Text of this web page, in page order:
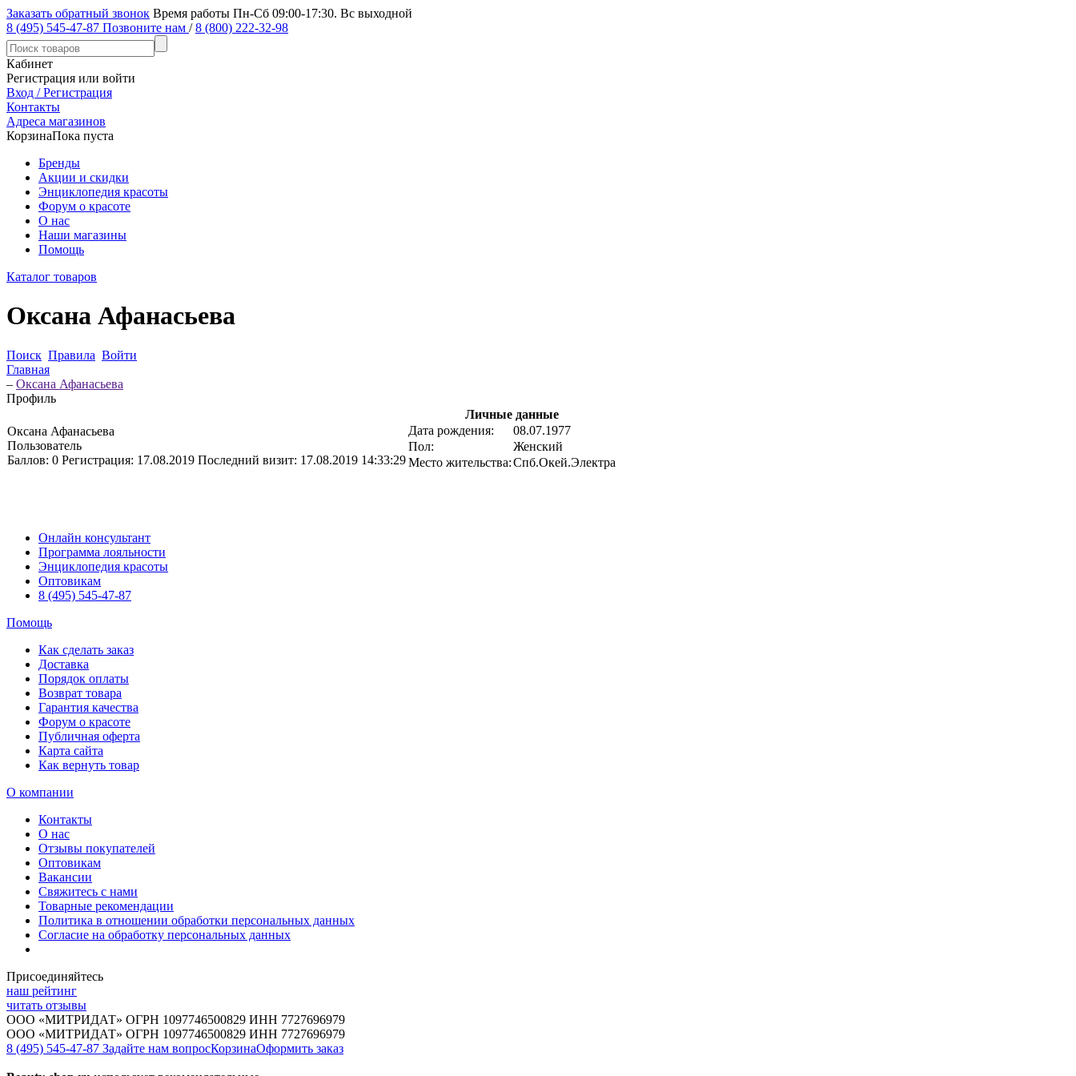
Заказать обратный звонок Время работы Пн-Сб 09:00-17:30. Вс выходной
8 (495) 545-47-87 Позвоните нам / 8 (800) 222-32-98
Кабинет
Регистрация или войти
Вход / Регистрация
Контакты
Адреса магазинов
КорзинаПока пуста
Бренды
Акции и скидки
Энциклопедия красоты
Форум о красоте
О нас
Наши магазины
Помощь
Каталог товаров
Оксана Афанасьева
Поиск Правила Войти
Главная
– Оксана Афанасьева
Профиль
Оксана Афанасьева
Пользователь
Баллов: 0 Регистрация: 17.08.2019 Последний визит: 17.08.2019 14:33:29
Личные данные
Дата рождения:
08.07.1977
Пол:
Женский
Место жительства:Спб.Окей.Электра
Онлайн консультант
Программа лояльности
Энциклопедия красоты
Оптовикам
8 (495) 545-47-87
Помощь
Как сделать заказ
Доставка
Порядок оплаты
Возврат товара
Гарантия качества
Форум о красоте
Публичная оферта
Карта сайта
Как вернуть товар
О компании
Контакты
О нас
Отзывы покупателей
Оптовикам
Вакансии
Свяжитесь с нами
Товарные рекомендации
Политика в отношении обработки персональных данных
Согласие на обработку персональных данных
Присоединяйтесь
наш рейтинг
читать отзывы
ООО «МИТРИДАТ» ОГРН 1097746500829 ИНН 7727696979
ООО «МИТРИДАТ» ОГРН 1097746500829 ИНН 7727696979
8 (495) 545-47-87 Задайте нам вопросКорзинаОформить заказ